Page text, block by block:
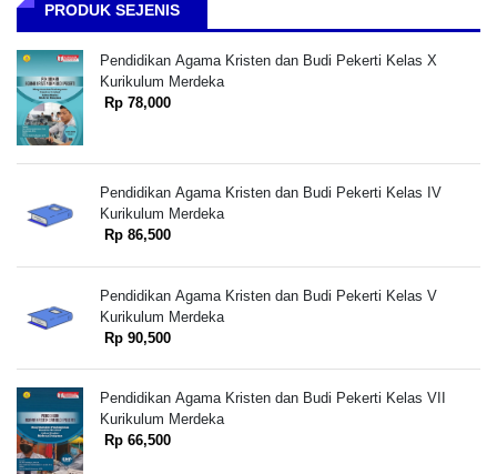
PRODUK SEJENIS
Pendidikan Agama Kristen dan Budi Pekerti Kelas X
Kurikulum Merdeka
Rp 78,000
Pendidikan Agama Kristen dan Budi Pekerti Kelas IV
Kurikulum Merdeka
Rp 86,500
Pendidikan Agama Kristen dan Budi Pekerti Kelas V
Kurikulum Merdeka
Rp 90,500
Pendidikan Agama Kristen dan Budi Pekerti Kelas VII
Kurikulum Merdeka
Rp 66,500